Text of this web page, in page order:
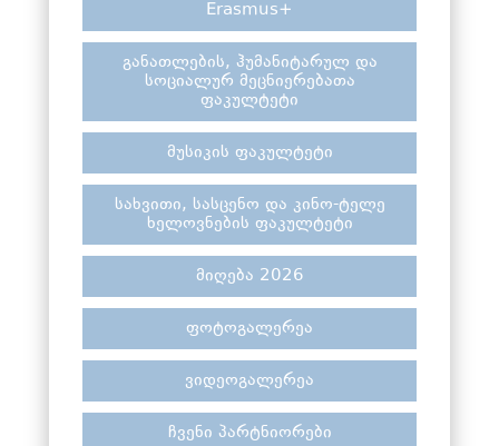
Erasmus+
განათლების, ჰუმანიტარულ და
სოციალურ მეცნიერებათა
ფაკულტეტი
მუსიკის ფაკულტეტი
სახვითი, სასცენო და კინო-ტელე
ხელოვნების ფაკულტეტი
მიღება 2026
ფოტოგალერეა
ვიდეოგალერეა
ჩვენი პარტნიორები